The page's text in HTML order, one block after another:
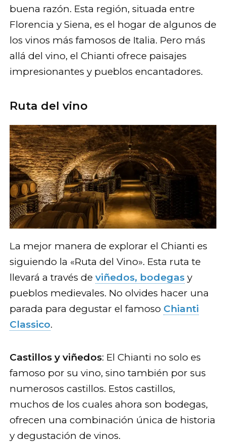
buena razón. Esta región, situada entre
Florencia y Siena, es el hogar de algunos de
los vinos más famosos de Italia. Pero más
allá del vino, el Chianti ofrece paisajes
impresionantes y pueblos encantadores.
Ruta del vino
La mejor manera de explorar el Chianti es
siguiendo la «Ruta del Vino». Esta ruta te
llevará a través de viñedos, bodegas y
pueblos medievales. No olvides hacer una
parada para degustar el famoso Chianti
Classico.
Castillos y viñedos: El Chianti no solo es
famoso por su vino, sino también por sus
numerosos castillos. Estos castillos,
muchos de los cuales ahora son bodegas,
ofrecen una combinación única de historia
y degustación de vinos.